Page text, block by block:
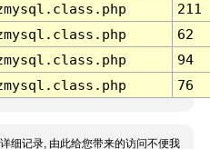
211
62
94
76
细记录, 由此给您带来的访问不便我